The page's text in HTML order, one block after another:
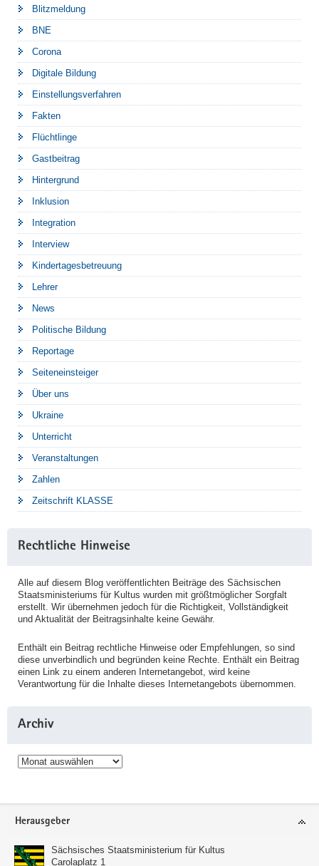
Blitzmeldung
BNE
Corona
Digitale Bildung
Einstellungsverfahren
Fakten
Flüchtlinge
Gastbeitrag
Hintergrund
Inklusion
Integration
Interview
Kindertagesbetreuung
Lehrer
News
Politische Bildung
Reportage
Seiteneinsteiger
Über uns
Ukraine
Unterricht
Veranstaltungen
Zahlen
Zeitschrift KLASSE
Rechtliche Hinweise
Alle auf diesem Blog veröffentlichten Beiträge des Sächsischen
Staatsministeriums für Kultus wurden mit größtmöglicher Sorgfalt
erstellt. Wir übernehmen jedoch für die Richtigkeit, Vollständigkeit
und Aktualität der Beitragsinhalte keine Gewähr.
Enthält ein Beitrag rechtliche Hinweise oder Empfehlungen, so sind
diese unverbindlich und begründen keine Rechte. Enthält ein Beitrag
einen Link zu einem anderen Internetangebot, wird keine
Verantwortung für die Inhalte dieses Internetangebots übernommen.
Archiv
Archiv
Service
Herausgeber
Sächsisches Staatsministerium für Kultus
Carolaplatz 1